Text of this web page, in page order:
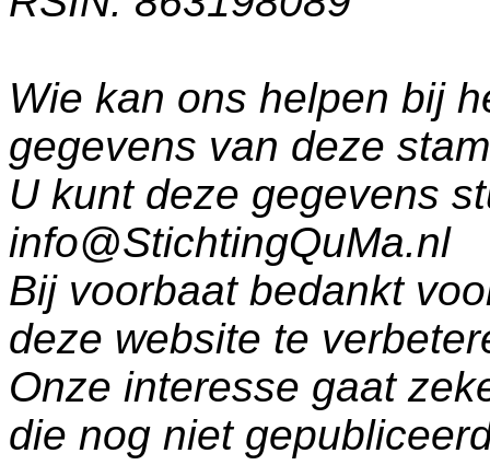
Wie kan ons helpen bij
gegevens van deze
U kunt deze gegevens
info@StichtingQuMa.nl
Bij voorbaat bedankt
deze website te
Onze interesse gaat
die nog niet